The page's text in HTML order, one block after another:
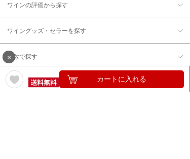
×
カートに入れる
ワインの評価から探す
ワイングッズ・セラーを探す
本数で探す
価格帯で探す